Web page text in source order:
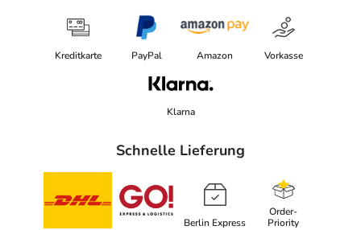
Kreditkarte PayPal Amazon Vorkasse
Klarna
Schnelle Lieferung
Berlin Express
Order-
Priority